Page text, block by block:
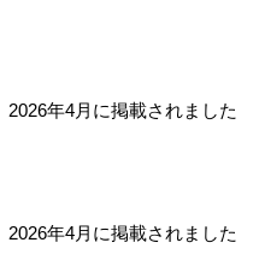
2026年4月に掲載されました
2026年4月に掲載されました